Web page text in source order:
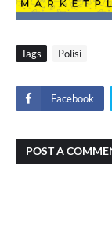
Tags Polisi
Facebook
POST A